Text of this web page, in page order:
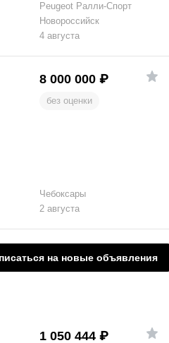
Peugeot Ралли-Спорт
Новороссийск
4 августа
8 000 000 ₽
без оценки
Чебоксары
2 августа
на новые объявления
1 050 444 ₽